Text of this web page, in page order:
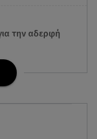
την αδερφή